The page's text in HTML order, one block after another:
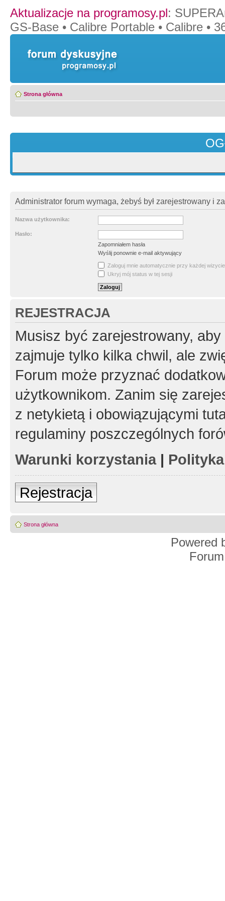
Aktualizacje na programosy.pl:
GS-Base • Calibre Portable • Calibre •
Strona główna
Administrator forum wymaga, żebyś był zarejestrowany i
Nazwa użytkownika:
Hasło:
Zapomniałem hasła
Wyślij ponownie e-mail aktywujący
Zaloguj mnie automatycznie przy każdej wizycie
Ukryj mój status w tej sesji
REJESTRACJA
Musisz być zarejestrowany,
zajmuje tylko kilka chwil, ale
Forum może przyznać
użytkownikom. Zanim się
z netykietą i obowiązującymi
regulaminy poszczególnych
Warunki korzystania|
Rejestracja
Strona główna
Powered